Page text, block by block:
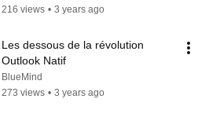
216 views • 3 years ago
Les dessous de la révolution
Outlook Natif
BlueMind
273 views • 3 years ago